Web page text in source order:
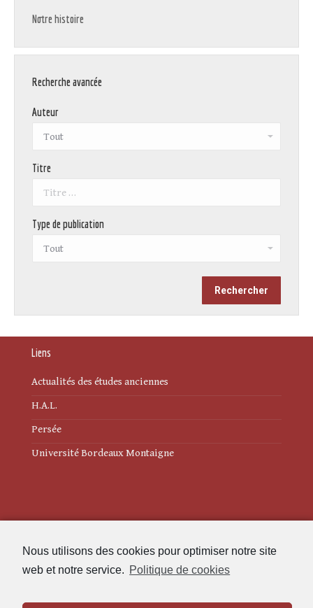
Nous utilisons des cookies pour optimiser notre site
web et notre service. Politique de cookies
Notre histoire
Recherche avancée
Auteur
Titre
Type de publication
Liens
Actualités des études anciennes
H.A.L.
Persée
Université Bordeaux Montaigne
Politique de cookies (UE)